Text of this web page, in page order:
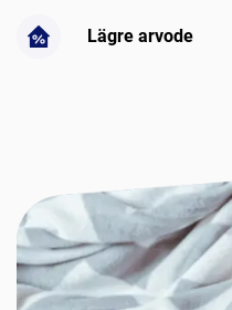
Lägre arvode